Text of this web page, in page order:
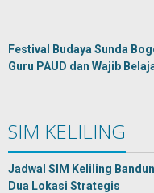
Festival Budaya Sunda
Guru PAUD dan Wajib
SIM KELILING
Jadwal SIM Keliling
Dua Lokasi Strategis